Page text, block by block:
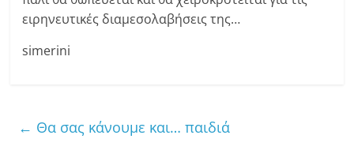
ειρηνευτικές διαμεσολαβήσεις της…
simerini
← Θα σας κάνουμε και… παιδιά